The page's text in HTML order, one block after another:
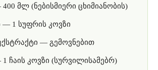
მლ (ნებისმიერი ცხიმიანობის)
— 1 სუფრის კოვზი
— გემოვნებით
ჩაის კოვზი (სურვილისამებრ)